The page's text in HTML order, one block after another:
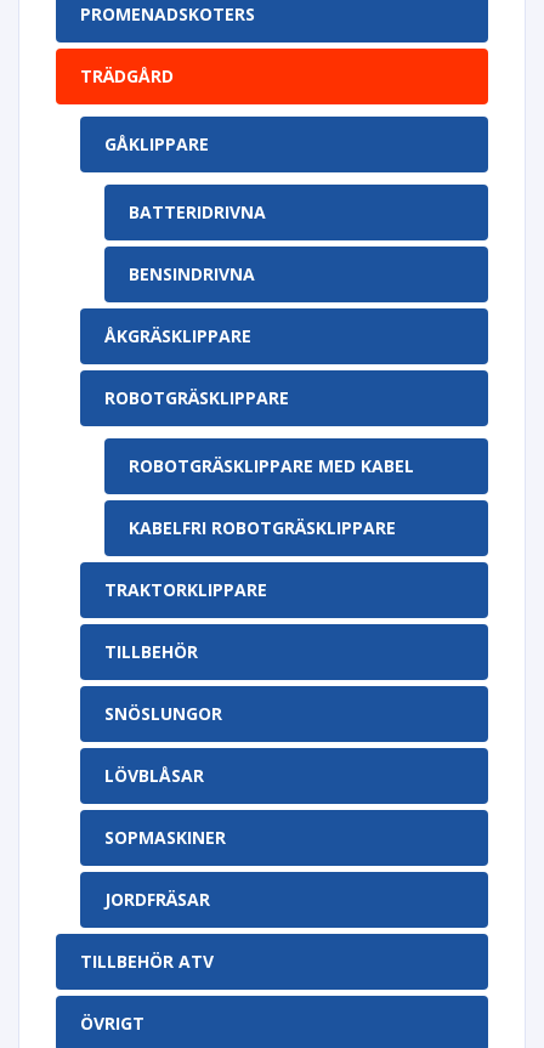
PROMENADSKOTERS
TRÄDGÅRD
GÅKLIPPARE
BATTERIDRIVNA
BENSINDRIVNA
ÅKGRÄSKLIPPARE
ROBOTGRÄSKLIPPARE
ROBOTGRÄSKLIPPARE MED KABEL
KABELFRI ROBOTGRÄSKLIPPARE
TRAKTORKLIPPARE
TILLBEHÖR
SNÖSLUNGOR
LÖVBLÅSAR
SOPMASKINER
JORDFRÄSAR
TILLBEHÖR ATV
ÖVRIGT